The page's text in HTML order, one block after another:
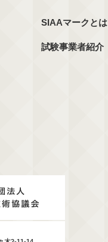
SIAAマークとは
試験事業者紹介